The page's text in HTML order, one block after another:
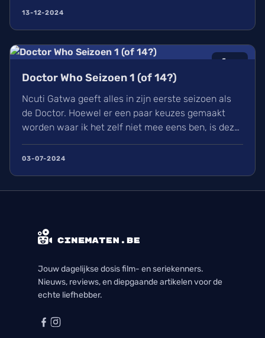
uitlachtelevisie?
13-12-2024
6
Doctor Who Seizoen 1 (of 14?)
Ncuti Gatwa geeft alles in zijn eerste seizoen als
de Doctor. Hoewel er een paar keuzes gemaakt
worden waar ik het zelf niet mee eens ben, is deze
watch met genoeg in waardoor ik elke aflevering
03-07-2024
Jouw dagelijkse dosis film- en seriekenners.
Nieuws, reviews, en diepgaande artikelen voor de
echte liefhebber.